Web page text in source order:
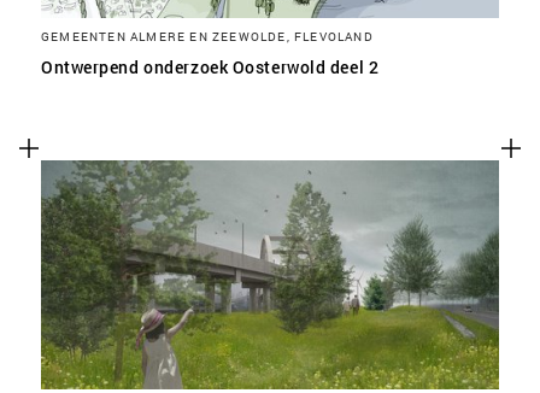
GEMEENTEN ALMERE EN ZEEWOLDE, FLEVOLAND
Ontwerpend onderzoek Oosterwold deel 2